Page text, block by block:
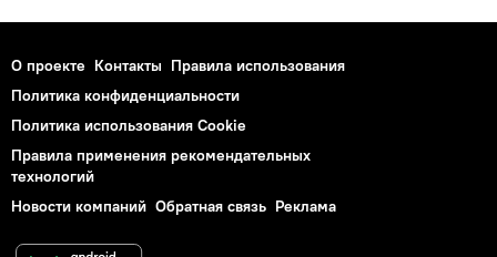
О проекте Контакты Правила использования
Политика конфиденциальности
Политика использования Cookie
Правила применения рекомендательных
технологий
Новости компаний Обратная связь Реклама